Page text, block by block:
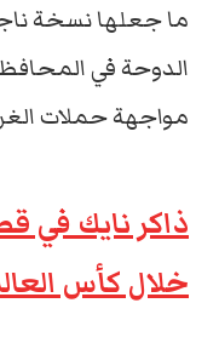
ما جعلها نسخة
الدوحة في
مواجهة حملات
ذاكر نايك في
خلال كأس